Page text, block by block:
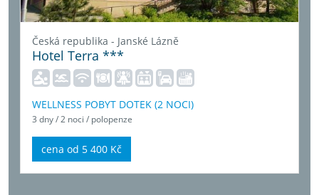
Česká republika - Janské Lázně
Hotel Terra ***
WELLNESS POBYT DOTEK (2 NOCI)
3 dny / 2 noci / polopenze
cena od 5 400 Kč